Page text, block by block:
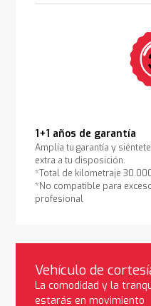
1+1 años de garantía
Amplía tu garantía y
extra a tu disposición.
*Total de kilometraje
*No compatible para
profesional
Vehículo de
La comodidad y la
estarás en movimiento